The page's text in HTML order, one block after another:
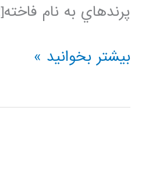
پرندهاي به نام فاخته[2] […]
فیلم
فارسی
بیشتر بخوانید »